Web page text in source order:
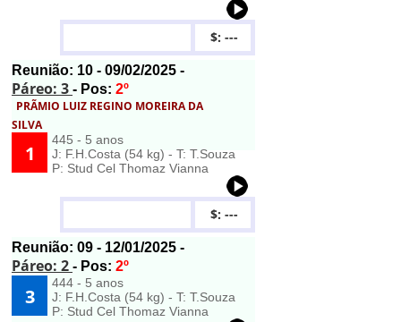
$: ---
Reunião: 10 - 09/02/2025 -
Páreo: 3 - Pos: 2º
PRÃMIO LUIZ REGINO MOREIRA DA
SILVA
1
445 - 5 anos
J: F.H.Costa (54 kg) - T: T.Souza
P: Stud Cel Thomaz Vianna
$: ---
Reunião: 09 - 12/01/2025 -
Páreo: 2 - Pos: 2º
3
444 - 5 anos
J: F.H.Costa (54 kg) - T: T.Souza
P: Stud Cel Thomaz Vianna